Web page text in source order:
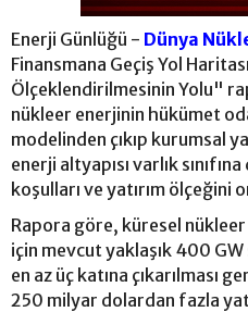
Enerji Günlüğü - Dünya
Finansmana Geçiş Yol
Ölçeklendirilmesinin Yolu"
nükleer enerjinin hükümet
modelinden çıkıp kurumsal
enerji altyapısı varlık
koşulları ve yatırım ölçeğini
Rapora göre, küresel
için mevcut yaklaşık 400
en az üç katına çıkarılması
250 milyar dolardan fazla